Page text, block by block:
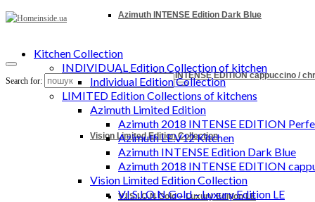
Azimuth INTENSE Edition Dark Blue
Azimuth 2018 INTENSE EDITION cappuccino /
Vision Limited Edition Collection
V.I.S.I.O.N Gold – Luxury Edition LE
Search for:
Kitchen Collection
INDIVIDUAL Edition Collection of kitchen
Individual Edition Collection
LIMITED Edition Collections of kitchens
Azimuth Limited Edition
Azimuth 2018 INTENSE EDITION
Azimuth LE.V12 Kitchen
Azimuth INTENSE Edition Dark Blue
Azimuth 2018 INTENSE EDITION
Vision Limited Edition Collection
V.I.S.I.O.N Gold – Luxury Edition LE